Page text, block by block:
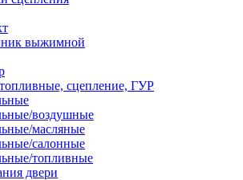
выжимной
сцепление, ГУР
воздушные
масляные
салонные
топливные
двери